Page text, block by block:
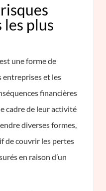
plus
une forme de
et les
financières
cadre de leur activité
diverses formes,
de couvrir les pertes
en raison d’un